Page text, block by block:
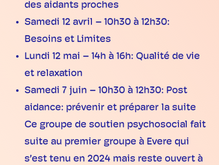
des aidants proches
Samedi 12 avril – 10h30 à 12h30:
Besoins et Limites
Lundi 12 mai – 14h à 16h: Qualité de vie
et relaxation
Samedi 7 juin – 10h30 à 12h30: Post
aidance: prévenir et préparer la suite
Ce groupe de soutien psychosocial fait
suite au premier groupe à Evere qui
s’est tenu en 2024 mais reste ouvert à